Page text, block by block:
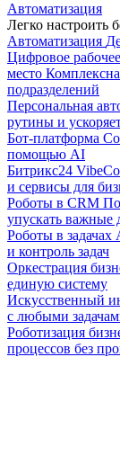
Автоматизация
Легко настроить
Автоматизация
Цифровое рабочее
место
подразделений
Персональная
рутины и
Бот-платформа
помощью AI
Битрикс24
и сервисы для
Роботы в CRM
упускать важные
Роботы в задачах
и контроль задач
Оркестрация
единую систему
Искусственный
с любыми
Роботизация
процессов без